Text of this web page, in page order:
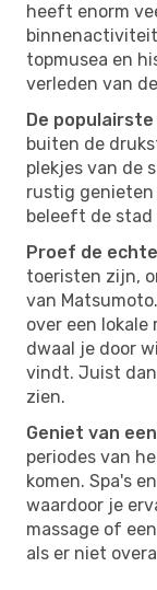
heeft enorm
topmusea en
verleden van
De
buiten de
plekjes van de
rustig
beleeft de stad
Proef de
toeristen zijn,
van
over een lokale
dwaal je door
vindt. Juist
zien.
Geniet van
periodes van
komen. Spa's
waardoor je
massage of
als er niet